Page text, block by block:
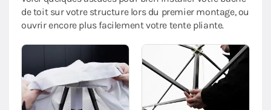
de toit sur votre structure lors du premier montage, ou
ouvrir encore plus facilement votre tente pliante.